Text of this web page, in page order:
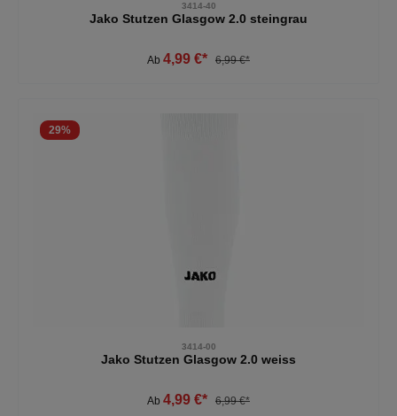
3414-40
Jako Stutzen Glasgow 2.0 steingrau
Ab 4,99 €* 6,99 €*
29%
3414-00
Jako Stutzen Glasgow 2.0 weiss
Ab 4,99 €* 6,99 €*